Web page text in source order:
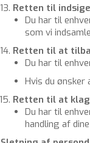
Ret­ten til
Du har til
som vi
Ret­ten til at
Du har til
Hvis du øn­sker
Ret­ten til at
Du har til
hand­ling af